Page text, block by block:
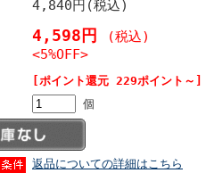
4,840円(税込)
4,598円
(税込)
<5%OFF>
[ポイント還元 229ポイント～]
個
返品についての詳細はこちら